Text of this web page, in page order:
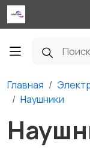
Главная
Наушники